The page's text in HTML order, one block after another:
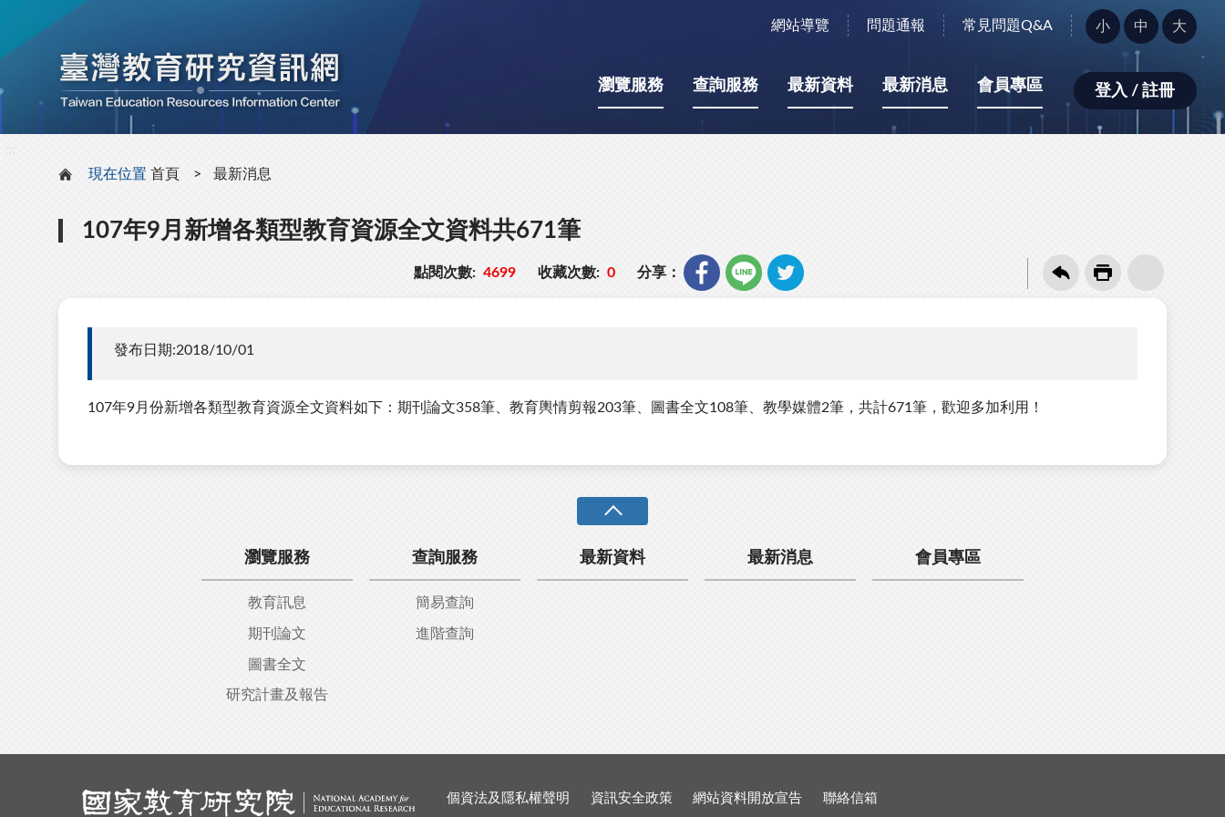
網站導覽 問題通報 常見問題Q&A
字
型
小：
小 中 大
瀏覽服務 查詢服務 最新資料 最新消息 會員專區 登入 / 註冊
現在位置 首頁 最新消息
107年9月新增各類型教育資源全文資料共671筆
點閱次數: 4699 收藏次數: 0 分享：
發布日期:2018/10/01
107年9月份新增各類型教育資源全文資料如下：期刊論文358筆、教育輿情剪報203筆、圖書全文108筆、教學媒體2筆，共計671筆，歡迎多加利用！
瀏覽服務
教育訊息
期刊論文
圖書全文
研究計畫及報告
查詢服務
簡易查詢
進階查詢
最新資料 最新消息 會員專區
個資法及隱私權聲明 資訊安全政策 網站資料開放宣告 聯絡信箱